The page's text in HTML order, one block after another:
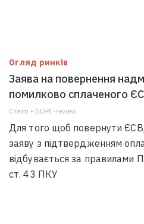
Огляд ринків
Заява на повернення
помилково сплаченого
Статті • БОРГ-review
Для того щоб повернути
заяву з підтвердженням
відбувається за
ст. 43 ПКУ